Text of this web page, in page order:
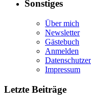
Sonstiges
Über mich
Newsletter
Gästebuch
Anmelden
Impressum
Letzte Beiträge